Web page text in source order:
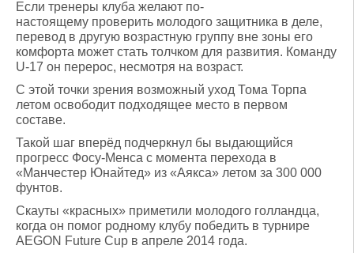
Если тренеры клуба желают по-
настоящему проверить молодого защитника в деле,
перевод в другую возрастную группу вне зоны его
комфорта может стать толчком для развития. Команду
U-17 он перерос, несмотря на возраст.
С этой точки зрения возможный уход Тома Торпа
летом освободит подходящее место в первом
составе.
Такой шаг вперёд подчеркнул бы выдающийся
прогресс Фосу-Менса с момента перехода в
«Манчестер Юнайтед» из «Аякса» летом за 300 000
фунтов.
Скауты «красных» приметили молодого голландца,
когда он помог родному клубу победить в турнире
AEGON Future Cup в апреле 2014 года.